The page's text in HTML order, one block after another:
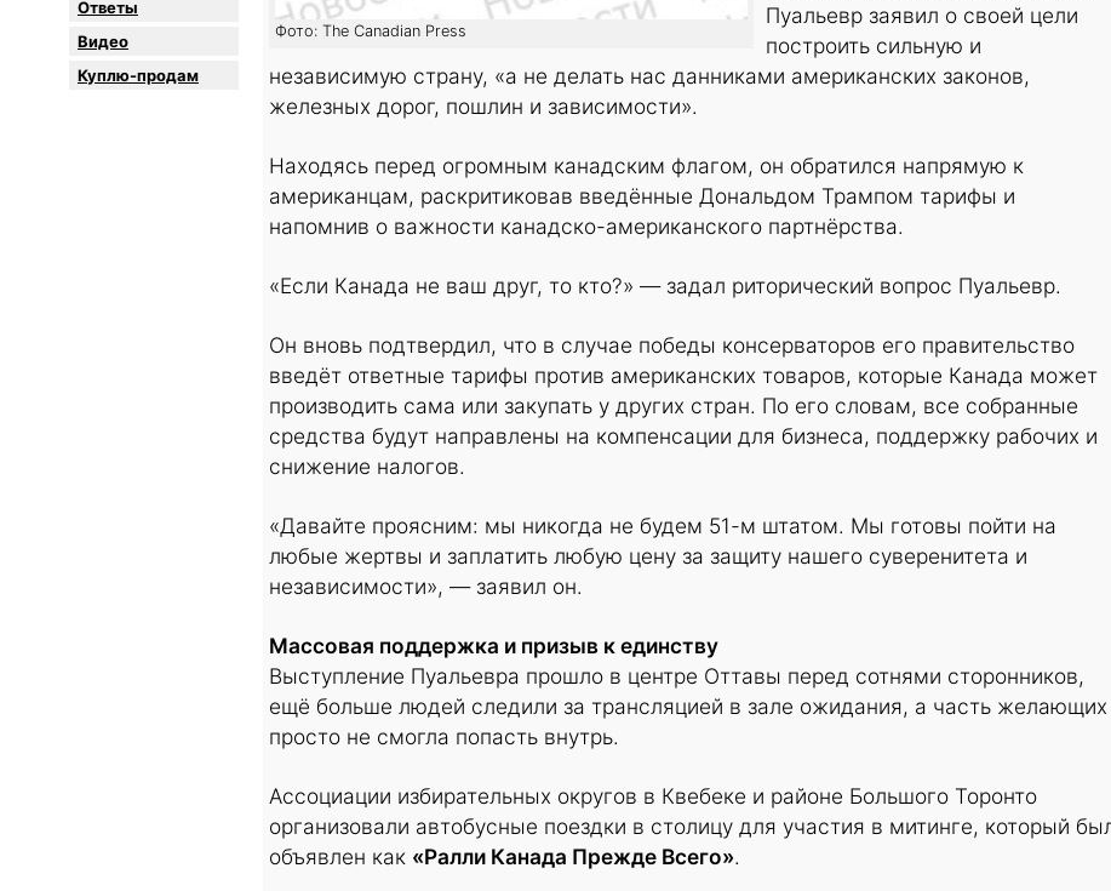
Oтветы
Видео
Куплю-продам
Фото: The Canadian Press
Пуальевр заявил о своей цели
построить сильную и
независимую страну, «а не делать нас данниками американских законов,
железных дорог, пошлин и зависимости».
Находясь перед огромным канадским флагом, он обратился напрямую к
американцам, раскритиковав введённые Дональдом Трампом тарифы и
напомнив о важности канадско-американского партнёрства.
«Если Канада не ваш друг, то кто?» — задал риторический вопрос Пуальевр.
Он вновь подтвердил, что в случае победы консерваторов его правительство
введёт ответные тарифы против американских товаров, которые Канада может
производить сама или закупать у других стран. По его словам, все собранные
средства будут направлены на компенсации для бизнеса, поддержку рабочих и
снижение налогов.
«Давайте проясним: мы никогда не будем 51-м штатом. Мы готовы пойти на
любые жертвы и заплатить любую цену за защиту нашего суверенитета и
независимости», — заявил он.
Массовая поддержка и призыв к единству
Выступление Пуальевра прошло в центре Оттавы перед сотнями сторонников,
ещё больше людей следили за трансляцией в зале ожидания, а часть желающих
просто не смогла попасть внутрь.
Ассоциации избирательных округов в Квебеке и районе Большого Торонто
организовали автобусные поездки в столицу для участия в митинге, который
объявлен как «Ралли Канада Прежде Всего».